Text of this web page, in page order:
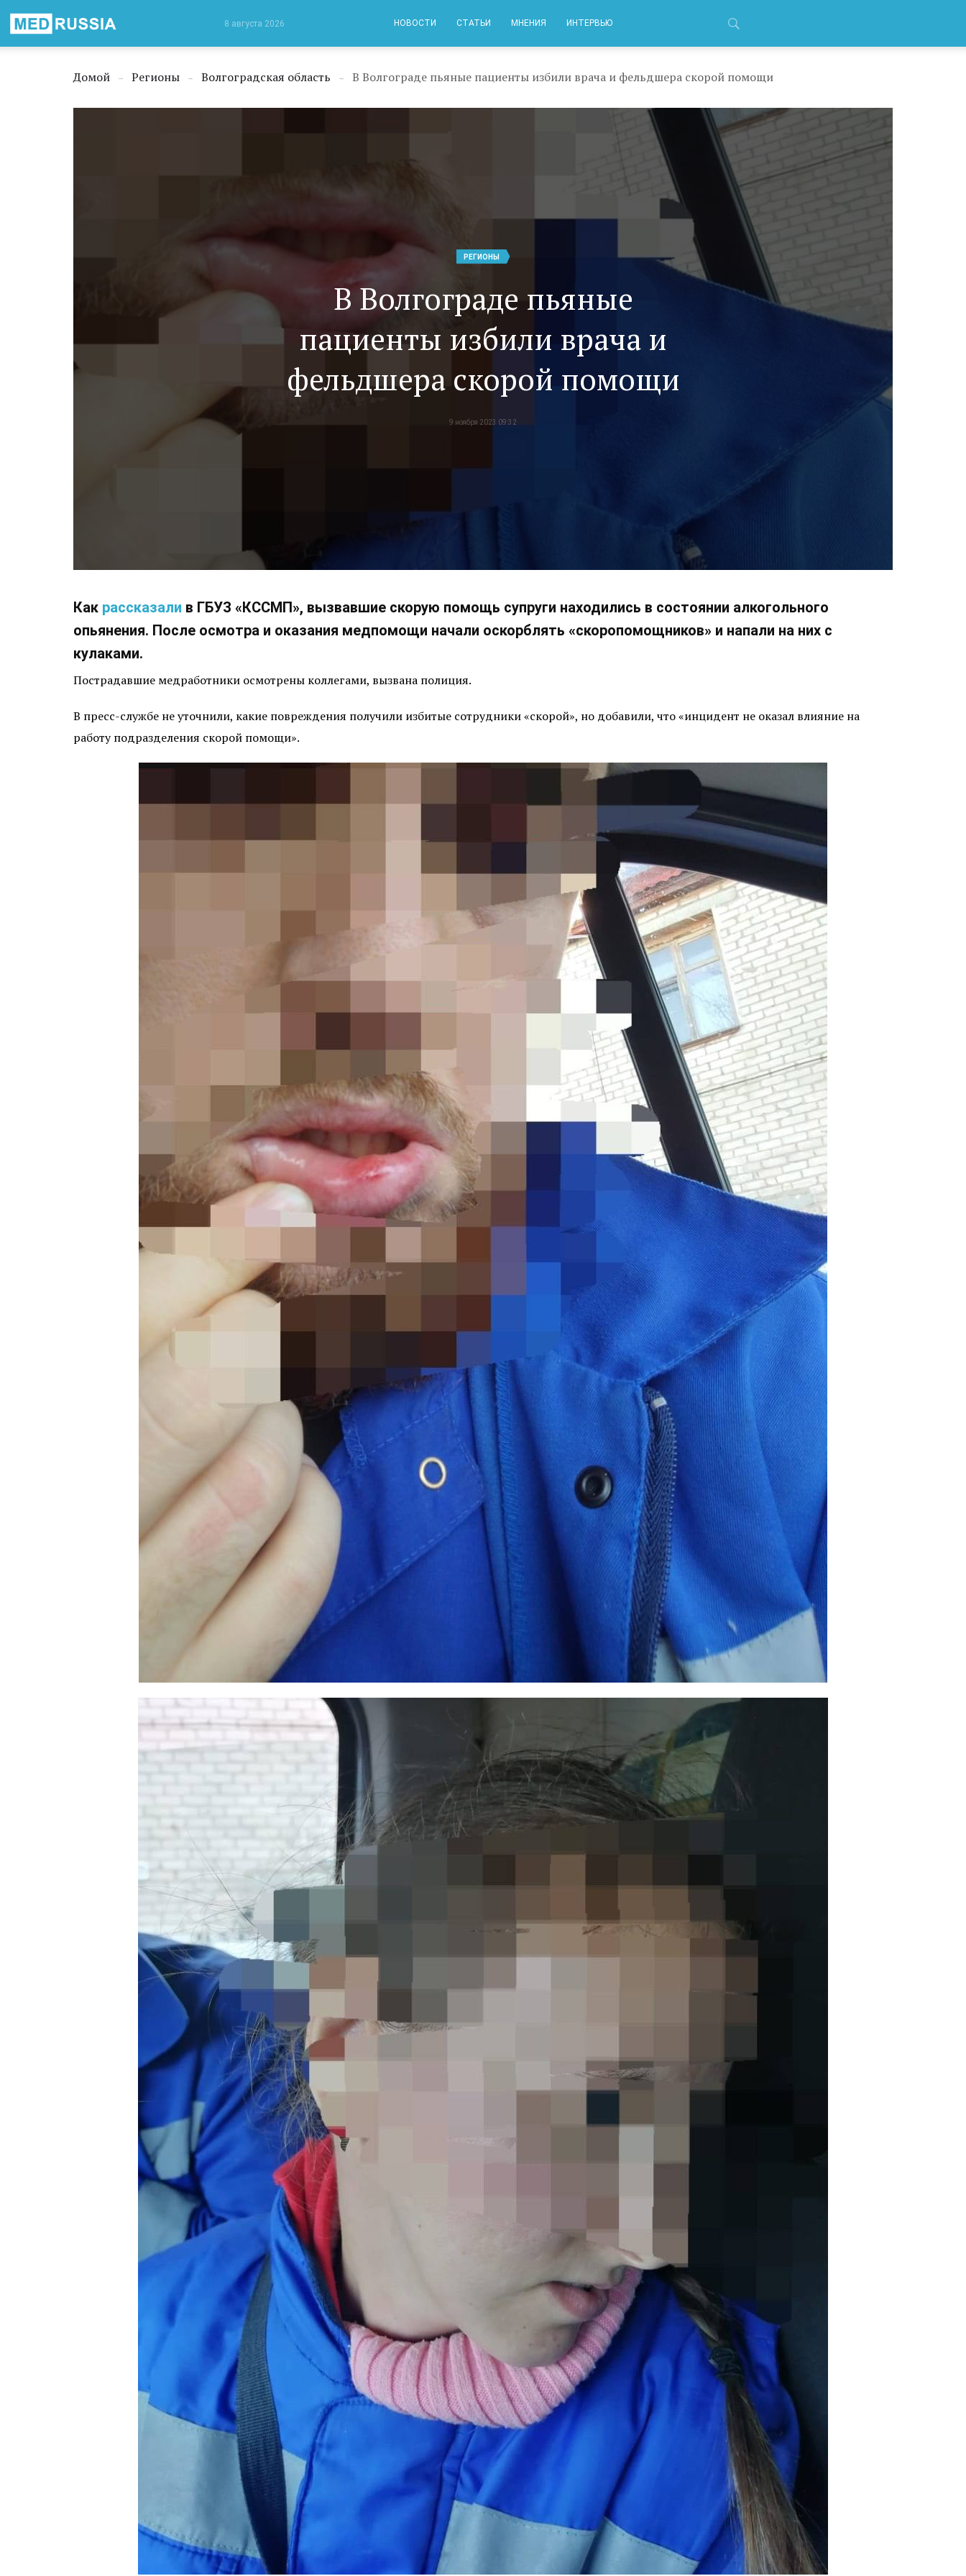
8 августа 2026 НОВОСТИ СТАТЬИ МНЕНИЯ ИНТЕРВЬЮ
Домой → Регионы → Волгоградская область → В Волгограде пьяные пациенты избили врача и фельдшера скорой помощи
РЕГИОНЫ
В Волгограде пьяные
пациенты избили врача и
фельдшера скорой помощи
9 ноября 2023 09:32
Как рассказали в ГБУЗ «КССМП», вызвавшие скорую помощь супруги находились в состоянии алкогольного
опьянения. После осмотра и оказания медпомощи начали оскорблять «скоропомощников» и напали на них с
кулаками.
Пострадавшие медработники осмотрены коллегами, вызвана полиция.
В пресс-службе не уточнили, какие повреждения получили избитые сотрудники «скорой», но добавили, что «инцидент не оказал влияние на
работу подразделения скорой помощи».